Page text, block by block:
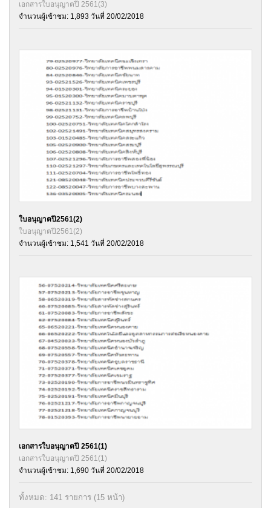
เอกสารใบอนุญาตปี 2561(3)
จำนวนผู้เข้าชม: 1,893 วันที่ 20/02/2018
ใบอนุญาตปี2561(2)
ใบอนุญาตปี2561(2)
จำนวนผู้เข้าชม: 1,541 วันที่ 20/02/2018
เอกสารใบอนุญาตปี 2561(1)
เอกสารใบอนุญาตปี 2561(1)
จำนวนผู้เข้าชม: 1,690 วันที่ 20/02/2018
ทั้งหมด: 141 รายการ (15 หน้า)